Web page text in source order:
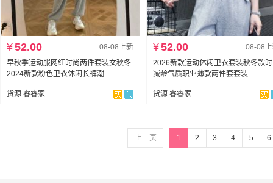
08-08上新
¥52.00
早秋季运动服网红时尚两件套装女秋冬
2024新款粉色卫衣休闲长裤潮
货源 睿睿家女装
08-08
¥52.00
2026新款运动休闲卫衣套装秋冬款
减龄气质职业薄款两件套套装
货源 睿睿家女装
上一页 1 2 3 4 5 6